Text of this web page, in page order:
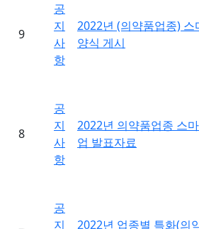
9
공
지
사
항
2022년 (의약품업종) 스
양식 게시
8
공
지
사
항
2022년 의약품업종 스
업 발표자료
공
지
2022년 업종별 특화(의